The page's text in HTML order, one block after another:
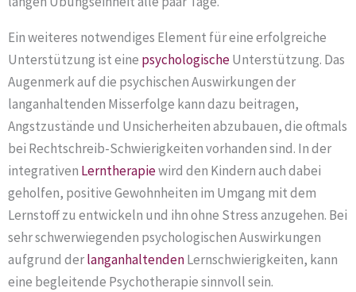
Ein weiteres notwendiges Element für eine erfolgreiche
Unterstützung ist eine psychologischeUnterstützung. Das
Augenmerk auf die psychischen Auswirkungen der
langanhaltenden Misserfolge kann dazu beitragen,
Angstzustände und Unsicherheiten abzubauen, die oftmals
bei Rechtschreib-Schwierigkeiten vorhanden sind. In der
integrativen Lerntherapiewird den Kindern auch dabei
geholfen, positive Gewohnheiten im Umgang mit dem
Lernstoff zu entwickeln und ihn ohne Stress anzugehen. Bei
sehr schwerwiegenden psychologischen Auswirkungen
aufgrund derlanganhaltendenLernschwierigkeiten, kann
eine begleitende Psychotherapie sinnvoll sein.